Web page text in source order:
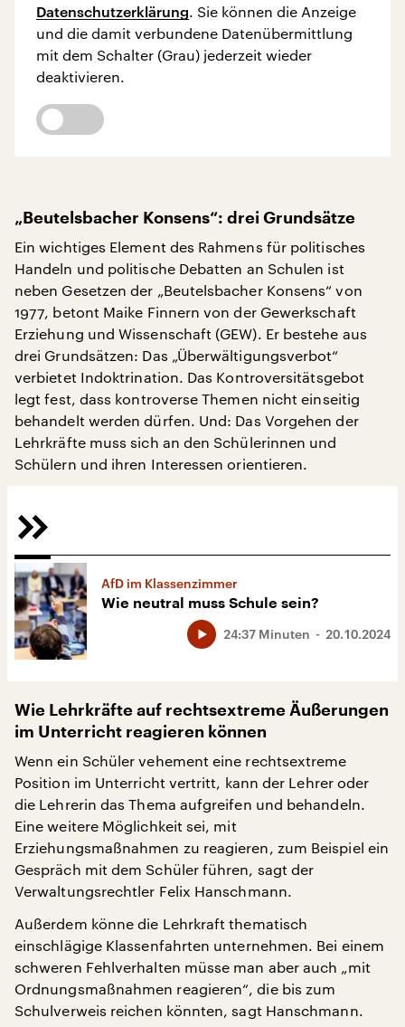
Datenschutzerklärung. Sie können die Anzeige
und die damit verbundene Datenübermittlung
mit dem Schalter (Grau) jederzeit wieder
deaktivieren.
„Beutelsbacher Konsens“: drei Grundsätze
Ein wichtiges Element des Rahmens für politisches
Handeln und politische Debatten an Schulen ist
neben Gesetzen der „Beutelsbacher Konsens“ von
1977, betont Maike Finnern von der Gewerkschaft
Erziehung und Wissenschaft (GEW). Er bestehe aus
drei Grundsätzen: Das „Überwältigungsverbot“
verbietet Indoktrination. Das Kontroversitätsgebot
legt fest, dass kontroverse Themen nicht einseitig
behandelt werden dürfen. Und: Das Vorgehen der
Lehrkräfte muss sich an den Schülerinnen und
Schülern und ihren Interessen orientieren.
AfD im Klassenzimmer
Wie neutral muss Schule sein?
20.10.2024
24:37 Minuten
Wie Lehrkräfte auf rechtsextreme Äußerungen
im Unterricht reagieren können
Wenn ein Schüler vehement eine rechtsextreme
Position im Unterricht vertritt, kann der Lehrer oder
die Lehrerin das Thema aufgreifen und behandeln.
Eine weitere Möglichkeit sei, mit
Erziehungsmaßnahmen zu reagieren, zum Beispiel ein
Gespräch mit dem Schüler führen, sagt der
Verwaltungsrechtler Felix Hanschmann.
Außerdem könne die Lehrkraft thematisch
einschlägige Klassenfahrten unternehmen. Bei einem
schweren Fehlverhalten müsse man aber auch „mit
Ordnungsmaßnahmen reagieren“, die bis zum
Schulverweis reichen könnten, sagt Hanschmann.